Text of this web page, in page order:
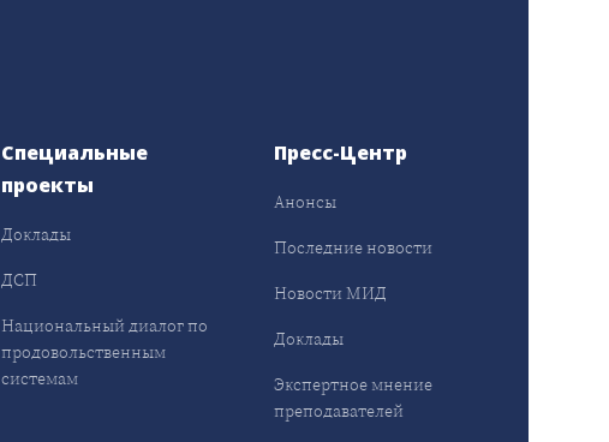
Специальные
проекты
Доклады
ДСП
Национальный диалог по
продовольственным
системам
Пресс-Центр
Анонсы
Последние новости
Новости МИД
Доклады
Экспертное мнение
преподавателей